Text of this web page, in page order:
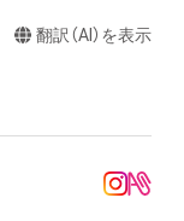
翻訳（AI）を表示